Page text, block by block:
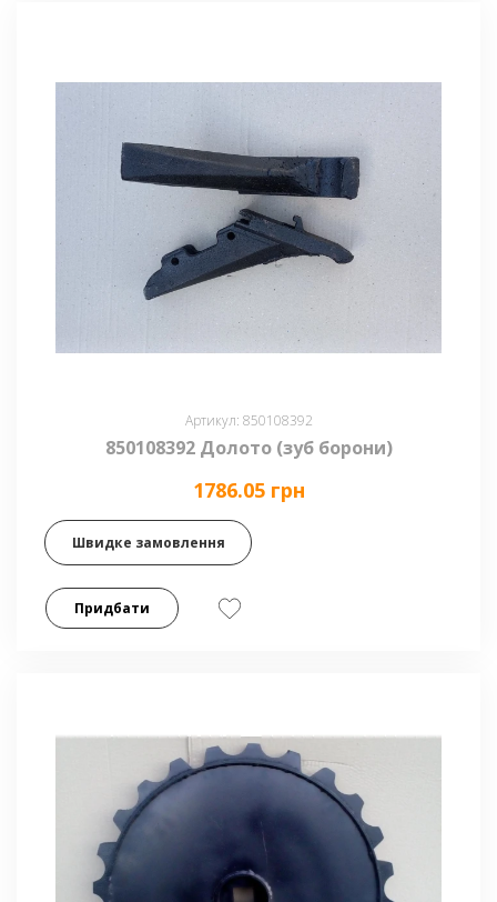
Артикул: 850108392
850108392 Долото (зуб борони)
1786.05 грн
Швидке замовлення
Придбати